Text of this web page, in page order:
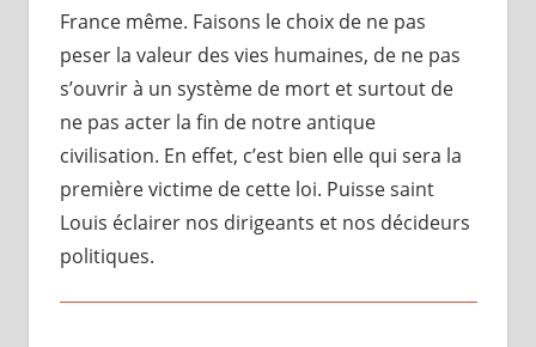
France même. Faisons le choix de ne pas
peser la valeur des vies humaines, de ne pas
s’ouvrir à un système de mort et surtout de
ne pas acter la fin de notre antique
civilisation. En effet, c’est bien elle qui sera la
première victime de cette loi. Puisse saint
Louis éclairer nos dirigeants et nos décideurs
politiques.